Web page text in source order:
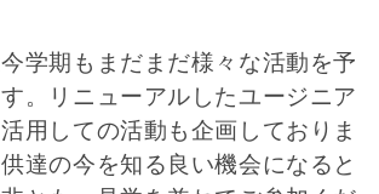
学期もまだまだ様々な活動を予
。リニューアルしたユージニア
用しての活動も企画しておりま
達の今を知る良い機会になると